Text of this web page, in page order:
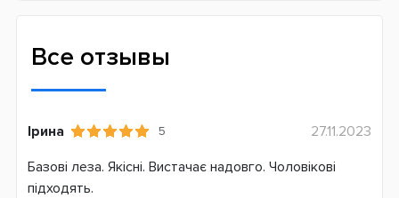
Все отзывы
Ірина 5
27.11.2023
Базові леза. Якісні. Вистачає надовго. Чоловікові
підходять.